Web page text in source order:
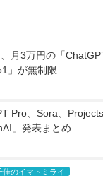
月3万円の「
」が無制限
Pro、Sora、
」発表まとめ
佳のイマトミライ